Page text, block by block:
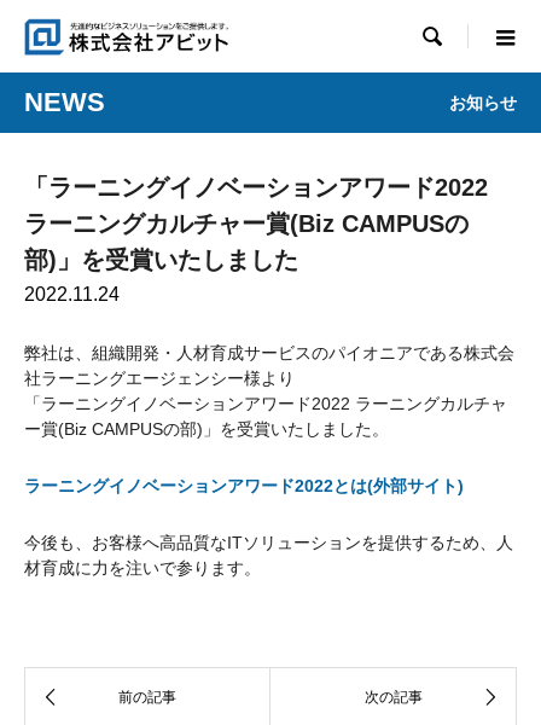

NEWS お知らせ
「ラーニングイノベーションアワード2022
ラーニングカルチャー賞(Biz CAMPUSの
部)」を受賞いたしました
2022.11.24
弊社は、組織開発・人材育成サービスのパイオニアである株式会
社ラーニングエージェンシー様より
「ラーニングイノベーションアワード2022 ラーニングカルチャ
ー賞(Biz CAMPUSの部)」を受賞いたしました。
ラーニングイノベーションアワード2022とは(外部サイト)
今後も、お客様へ高品質なITソリューションを提供するため、人
材育成に力を注いで参ります。